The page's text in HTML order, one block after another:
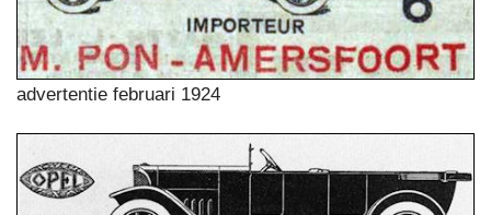
advertentie februari 1924